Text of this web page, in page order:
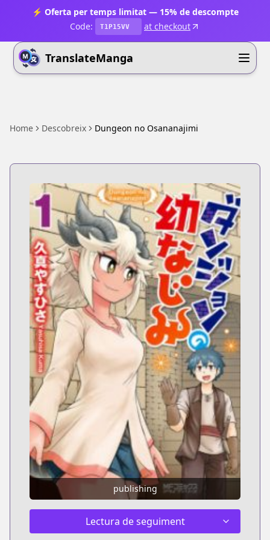
⚡ Oferta per temps limitat — 15% de descompte
Code:
T1P15VV at checkout
TranslateManga
Home Descobreix Dungeon no Osananajimi
publishing
Lectura de seguiment